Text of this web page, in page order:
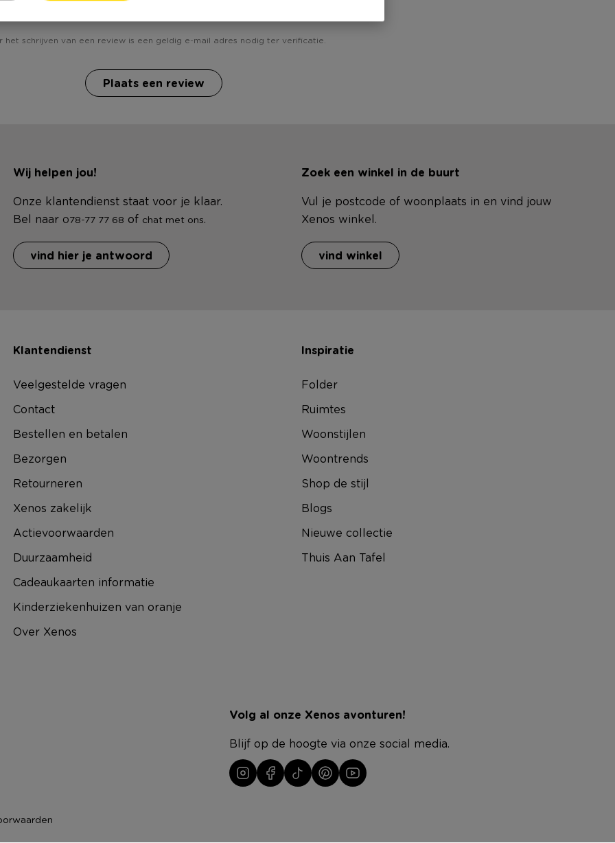
het schrijven van een review is een geldig e-mail adres nodig ter verificatie.
Plaats een review
Wij helpen jou!
Onze klantendienst staat voor je klaar.
Bel naar 078-77 77 68 of chat met ons.
vind hier je antwoord
Zoek een winkel in de buurt
Vul je postcode of woonplaats in en vind jouw
Xenos winkel.
vind winkel
Klantendienst
Veelgestelde vragen
Contact
Bestellen en betalen
Bezorgen
Retourneren
Xenos zakelijk
Actievoorwaarden
Duurzaamheid
Cadeaukaarten informatie
Kinderziekenhuizen van oranje
Over Xenos
Inspiratie
Folder
Ruimtes
Woonstijlen
Woontrends
Shop de stijl
Blogs
Nieuwe collectie
Thuis Aan Tafel
Volg al onze Xenos avonturen!
Blijf op de hoogte via onze social media.